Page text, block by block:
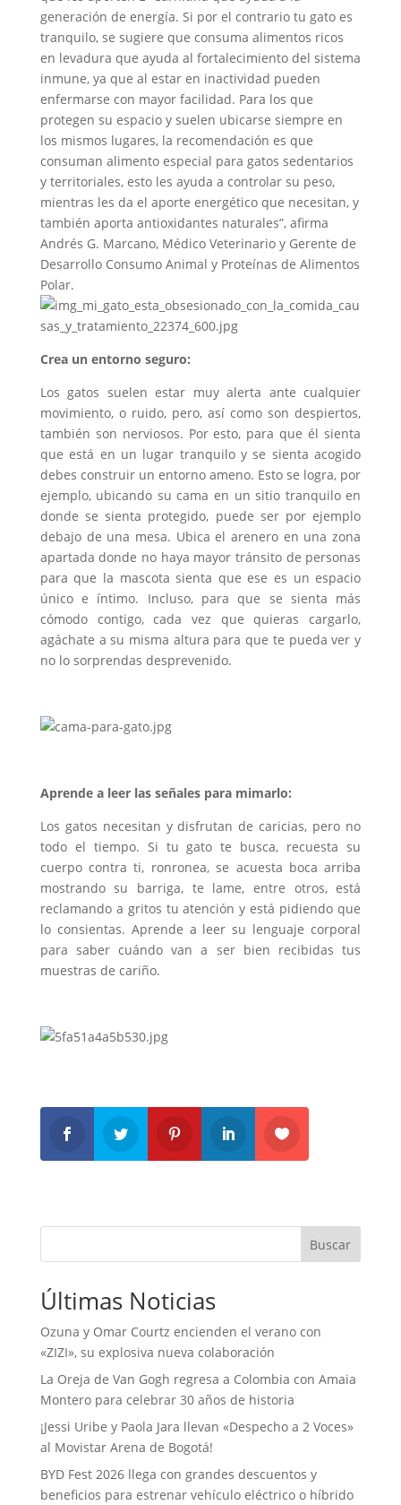
generación de energía. Si por el contrario tu gato es
tranquilo, se sugiere que consuma alimentos ricos
en levadura que ayuda al fortalecimiento del sistema
inmune, ya que al estar en inactividad pueden
enfermarse con mayor facilidad. Para los que
protegen su espacio y suelen ubicarse siempre en
los mismos lugares, la recomendación es que
consuman alimento especial para gatos sedentarios
y territoriales, esto les ayuda a controlar su peso,
mientras les da el aporte energético que necesitan, y
también aporta antioxidantes naturales”, afirma
Andrés G. Marcano, Médico Veterinario y Gerente de
Desarrollo Consumo Animal y Proteínas de Alimentos
Polar.
Crea un entorno seguro:
Los gatos suelen estar muy alerta ante cualquier
movimiento, o ruido, pero, así como son despiertos,
también son nerviosos. Por esto, para que él sienta
que está en un lugar tranquilo y se sienta acogido
debes construir un entorno ameno. Esto se logra, por
ejemplo, ubicando su cama en un sitio tranquilo en
donde se sienta protegido, puede ser por ejemplo
debajo de una mesa. Ubica el arenero en una zona
apartada donde no haya mayor tránsito de personas
para que la mascota sienta que ese es un espacio
único e íntimo. Incluso, para que se sienta más
cómodo contigo, cada vez que quieras cargarlo,
agáchate a su misma altura para que te pueda ver y
no lo sorprendas desprevenido.
Aprende a leer las señales para mimarlo:
Los gatos necesitan y disfrutan de caricias, pero no
todo el tiempo. Si tu gato te busca, recuesta su
cuerpo contra ti, ronronea, se acuesta boca arriba
mostrando su barriga, te lame, entre otros, está
reclamando a gritos tu atención y está pidiendo que
lo consientas. Aprende a leer su lenguaje corporal
para saber cuándo van a ser bien recibidas tus
muestras de cariño.
Buscar
Últimas Noticias
Ozuna y Omar Courtz encienden el verano con
«ZIZI», su explosiva nueva colaboración
La Oreja de Van Gogh regresa a Colombia con Amaia
Montero para celebrar 30 años de historia
¡Jessi Uribe y Paola Jara llevan «Despecho a 2 Voces»
al Movistar Arena de Bogotá!
BYD Fest 2026 llega con grandes descuentos y
beneficios para estrenar vehículo eléctrico o híbrido